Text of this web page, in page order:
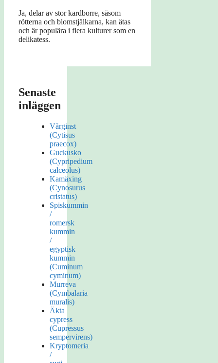
Ja, delar av stor kardborre, såsom
rötterna och blomstjälkarna, kan ätas
och är populära i flera kulturer som en
delikatess.
Senaste
inläggen
Vårginst
(Cytisus
praecox)
Guckusko
(Cypripedium
calceolus)
Kamäxing
(Cynosurus
cristatus)
Spiskummin
/
romersk
kummin
/
egyptisk
kummin
(Cuminum
cyminum)
Murreva
(Cymbalaria
muralis)
Äkta
cypress
(Cupressus
sempervirens)
Kryptomeria
/